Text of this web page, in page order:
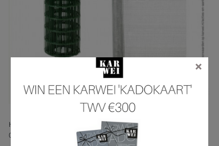
Hier is pagina 43 van 44 pagina's van de Karwei folder, geldig van
03.02.2025 tot 16.02.2025.
×